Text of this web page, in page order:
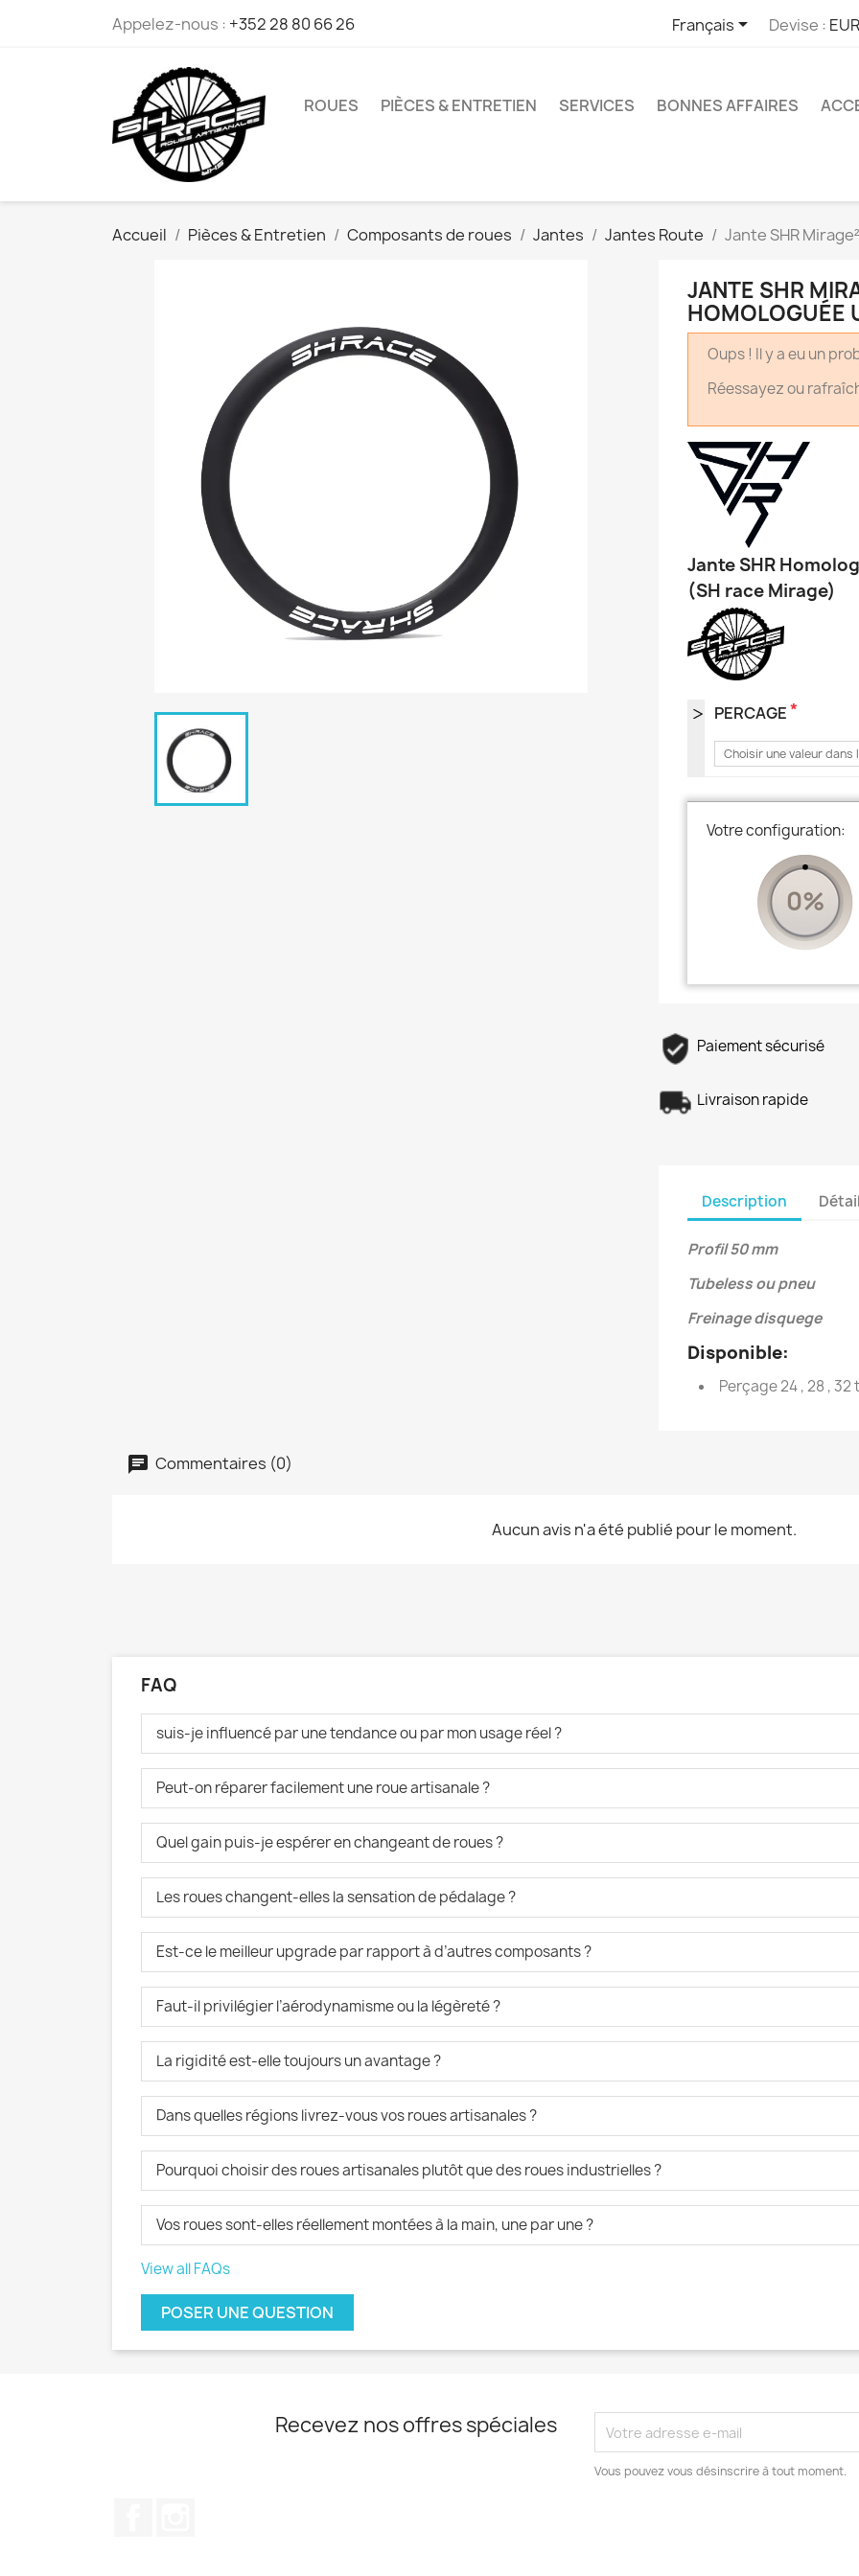
Appelez-nous : +352 28 80 66 26 Français Devise :
ROUES PIÈCES & ENTRETIEN SERVICES BONNES AFFAIRES
Accueil Pièces & Entretien Composants de roues Jantes Jantes Route Jante SHR
JANTE SHR
HOMOLOGUÉE
Oups ! Il y a eu un
Réessayez ou
Jante SHR
(SH race Mirage)
PERCAGE*
Choisir une valeur dans
Votre configuration:
0%
Paiement sécurisé
Livraison rapide
Description
Profil 50 mm
Tubeless ou pneu
Freinage disquege
Disponible:
Perçage 24 , 28 , 32
Commentaires (0)
Aucun avis n'a été publié pour le moment.
FAQ
suis-je influencé par une tendance ou par mon usage réel ?
Peut-on réparer facilement une roue artisanale ?
Quel gain puis-je espérer en changeant de roues ?
Les roues changent-elles la sensation de pédalage ?
Est-ce le meilleur upgrade par rapport à d’autres composants ?
Faut-il privilégier l’aérodynamisme ou la légèreté ?
La rigidité est-elle toujours un avantage ?
Dans quelles régions livrez-vous vos roues artisanales ?
Pourquoi choisir des roues artisanales plutôt que des roues industrielles ?
Vos roues sont-elles réellement montées à la main, une par une ?
View all FAQs
POSER UNE QUESTION
Recevez nos offres spéciales
Vous pouvez vous désinscrire à tout moment.